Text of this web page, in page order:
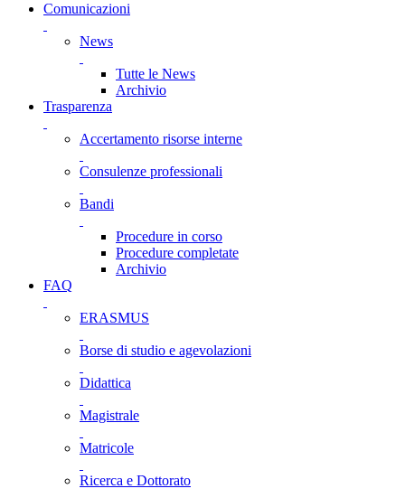
Comunicazioni
News
Tutte le News
Archivio
Trasparenza
Accertamento risorse interne
Consulenze professionali
Bandi
Procedure in corso
Procedure completate
Archivio
FAQ
ERASMUS
Borse di studio e agevolazioni
Didattica
Magistrale
Matricole
Ricerca e Dottorato